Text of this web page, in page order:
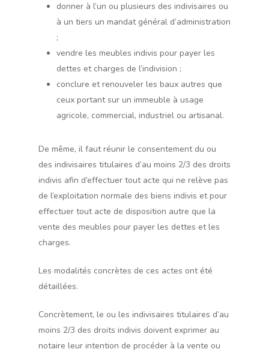
donner à l’un ou plusieurs des indivisaires ou
à un tiers un mandat général d’administration
;
vendre les meubles indivis pour payer les
dettes et charges de l’indivision ;
conclure et renouveler les baux autres que
ceux portant sur un immeuble à usage
agricole, commercial, industriel ou artisanal.
De même, il faut réunir le consentement du ou
des indivisaires titulaires d’au moins 2/3 des droits
indivis afin d’effectuer tout acte qui ne relève pas
de l’exploitation normale des biens indivis et pour
effectuer tout acte de disposition autre que la
vente des meubles pour payer les dettes et les
charges.
Les modalités concrètes de ces actes ont été
détaillées.
Concrètement, le ou les indivisaires titulaires d’au
moins 2/3 des droits indivis doivent exprimer au
notaire leur intention de procéder à la vente ou